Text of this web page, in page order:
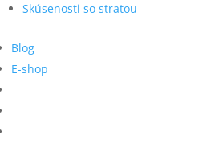
Skúsenosti so stratou
Blog
E-shop